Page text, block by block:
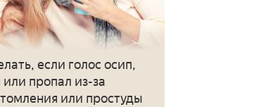
если голос осип,
пропал из-за
или простуды